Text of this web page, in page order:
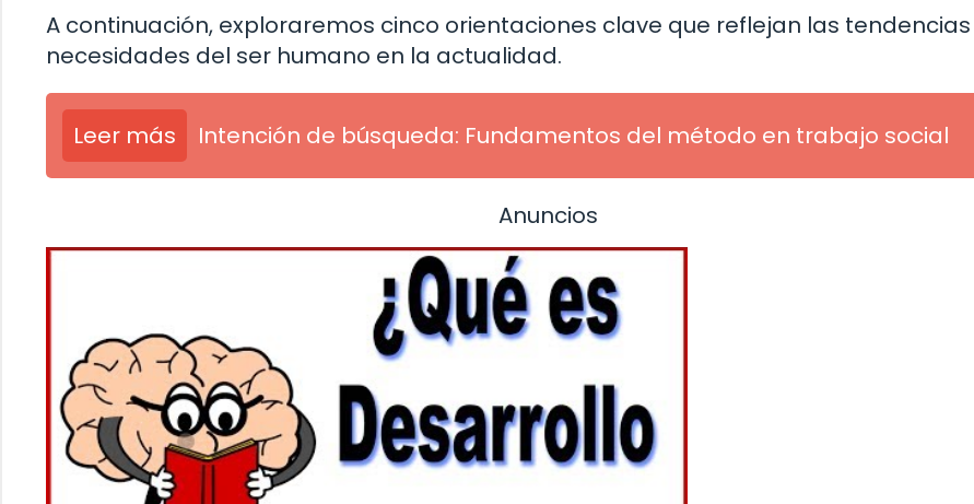
A continuación, exploraremos cinco orientaciones clave que reflejan las
necesidades del ser humano en la actualidad.
Leer más Intención de búsqueda: Fundamentos del método en trabajo social
Anuncios